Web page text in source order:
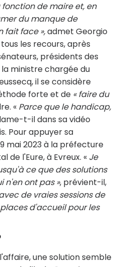
de maire et, en
du manque de
fait face »,admet Georgio
les recours, après
présidents des
ministre chargée du
il se considère
forte et de « faire du
« Parce que le handicap,
t-il dans sa vidéo
Pour appuyer sa
mai 2023 à la préfecture
de l'Eure, à Evreux. « Je
ce que des solutions
n'en ont pas », prévient-il,
de vraies sessions de
d'accueil pour les
une solution semble